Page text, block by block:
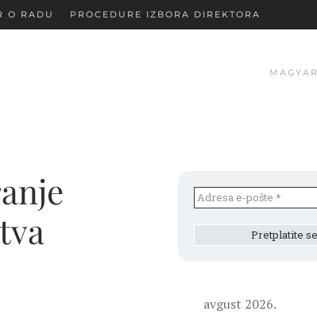
O RADU PROCEDURE IZBORA DIREKTORA
MAGYAR
avgust 2026.